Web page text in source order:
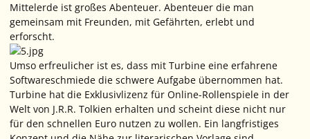
Mittelerde ist großes Abenteuer. Abenteuer die man
gemeinsam mit Freunden, mit Gefährten, erlebt und
erforscht.
Umso erfreulicher ist es, dass mit Turbine eine erfahrene
Softwareschmiede die schwere Aufgabe übernommen hat.
Turbine hat die Exklusivlizenz für Online-Rollenspiele in der
Welt von J.R.R. Tolkien erhalten und scheint diese nicht nur
für den schnellen Euro nutzen zu wollen. Ein langfristiges